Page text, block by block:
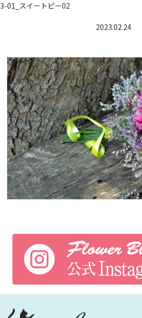
3-01_スイートピー02
2023.02.24